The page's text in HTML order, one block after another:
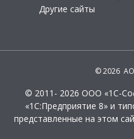
Другие сайты
© 2026 АО
© 2011- 2026 ООО «1С-
«1С:Предприятие 8» и
представленные на этом